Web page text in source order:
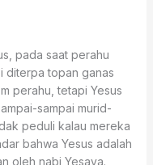
pada saat perahu
diterpa topan ganas
perahu, tetapi Yesus
sampai murid-
peduli kalau mereka
bahwa Yesus adalah
oleh nabi Yesaya.